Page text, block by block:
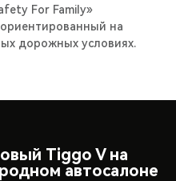
For Family»
на
дорожных условиях.
Tiggo V на
автосалоне